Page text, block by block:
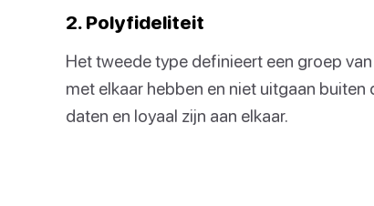
2. Polyfideliteit
Het tweede type definieert een groep
met elkaar hebben en niet uitgaan
daten en loyaal zijn aan elkaar.